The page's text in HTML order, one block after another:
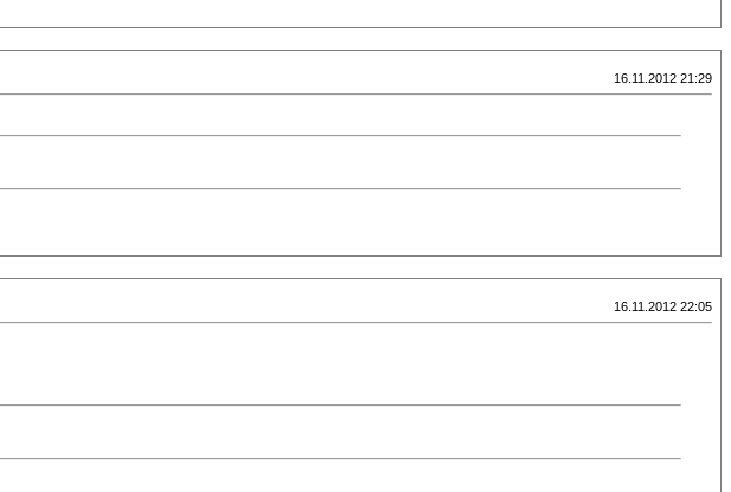
16.11.2012 21:29
16.11.2012 22:05